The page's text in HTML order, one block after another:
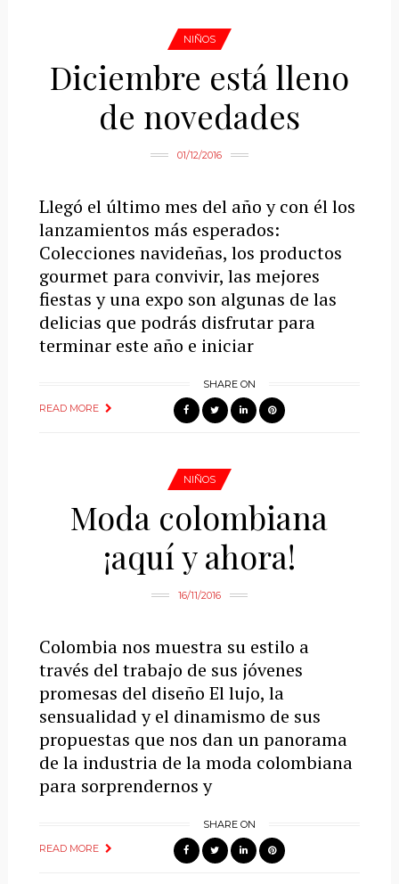
NIÑOS
Diciembre está lleno
de novedades
01/12/2016
Llegó el último mes del año y con él los
lanzamientos más esperados:
Colecciones navideñas, los productos
gourmet para convivir, las mejores
fiestas y una expo son algunas de las
delicias que podrás disfrutar para
terminar este año e iniciar
READ MORE
SHARE ON
NIÑOS
Moda colombiana
¡aquí y ahora!
16/11/2016
Colombia nos muestra su estilo a
través del trabajo de sus jóvenes
promesas del diseño El lujo, la
sensualidad y el dinamismo de sus
propuestas que nos dan un panorama
de la industria de la moda colombiana
para sorprendernos y
READ MORE
SHARE ON